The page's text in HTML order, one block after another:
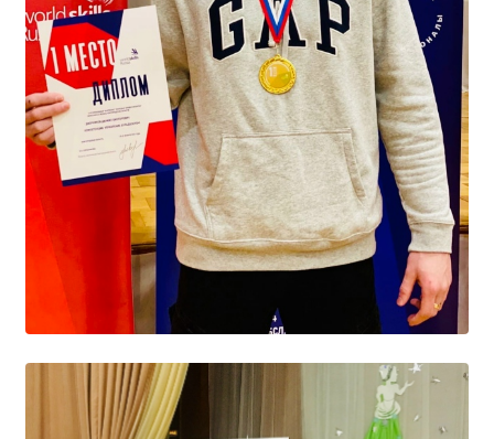
Локальные акты
ВОСПИТАТЕЛЬНАЯ РАБОТА
Безопасность на железной дороге
ГТО
Дополнительное образование
Информационная безопасность
Информация для детей-сирот
Памятные даты военной истории
Пожарная безопасность
Программа воспитания
Противодействие терроризму
Профилактическая работа
Работа педагога-психолога